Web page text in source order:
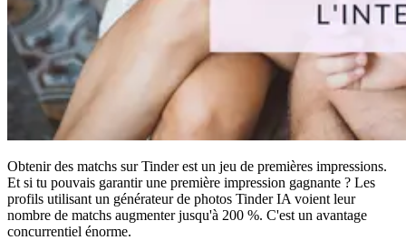
Obtenir des matchs sur Tinder est un jeu de premières impressions.
Et si tu pouvais garantir une première impression gagnante ? Les
profils utilisant un générateur de photos Tinder IA voient leur
nombre de matchs augmenter jusqu'à 200 %. C'est un avantage
concurrentiel énorme.